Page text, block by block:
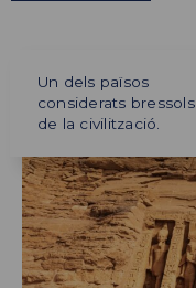
Un dels països
considerats bressols
de la civilització.